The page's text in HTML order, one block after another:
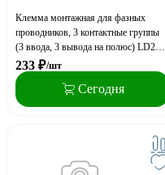
Клемма монтажная для фазных
проводников, 3 контактные группы
(3 ввода, 3 вывода на полюс) LD294-
4003, STEKKER
233 ₽/шт
Сегодня